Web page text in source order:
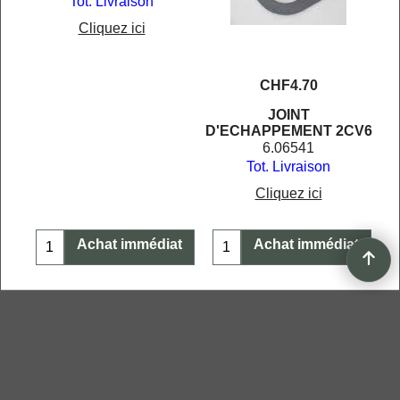
Cliquez ici
Achat immédiat
CHF4.70
JOINT
D'ECHAPPEMENT 2CV6
6.06541
Tot. Livraison
Cliquez ici
Achat immédiat